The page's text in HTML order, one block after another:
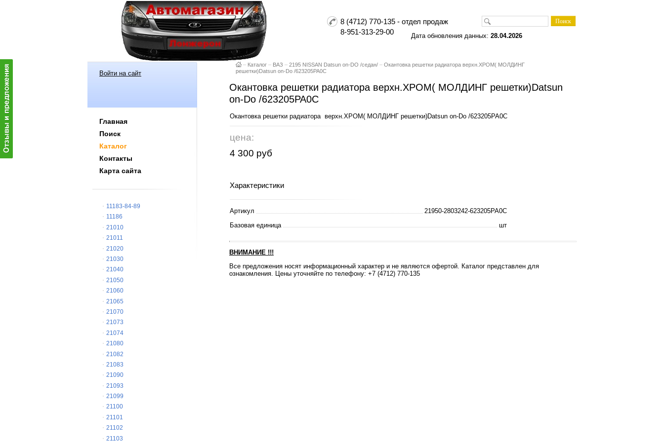
8 (4712) 770-135 - отдел продаж
8-951-313-29-00
Дата обновления данных: 28.04.2026
Войти на сайт
Главная
Поиск
Каталог
Контакты
Карта сайта
11183-84-89
11186
21010
21011
21020
21030
21040
21050
21060
21065
21070
21073
21074
21080
21082
21083
21090
21093
21099
21100
21101
21102
21103
– Каталог – ВАЗ – 2195 NISSAN Datsun on-DO /седан/ – Окантовка решетки радиатора верхн.ХРОМ( МОЛДИНГ
решетки)Datsun on-Do /623205PA0C
Окантовка решетки радиатора верхн.ХРОМ( МОЛДИНГ решетки)Datsun
on-Do /623205PA0C
Окантовка решетки радиатора верхн.ХРОМ( МОЛДИНГ решетки)Datsun on-Do /623205PA0C
цена:
4 300 руб
Характеристики
Артикул
21950-2803242-623205PA0C
Базовая единица
шт
ВНИМАНИЕ !!!
Все предложения носят информационный характер и не являются офертой. Каталог представлен для
ознакомления. Цены уточняйте по телефону: +7 (4712) 770-135